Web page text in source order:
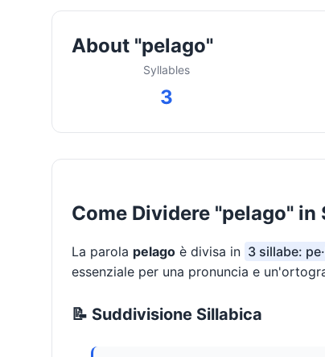
About "pelago"
Syllables
3
Come Dividere "pelago" in
La parola pelago è divisa in 3 sillabe:
essenziale per una pronuncia e
📝 Suddivisione Sillabica